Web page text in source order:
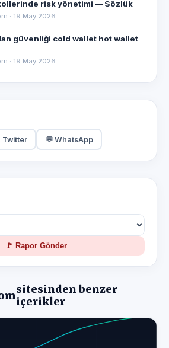
risk yönetimi — Sözlük
· 19 May 2026
güvenliği cold wallet hot wallet
· 19 May 2026
Twitter 💬 WhatsApp
🚩 Rapor Gönder
sitesinden benzer
içerikler